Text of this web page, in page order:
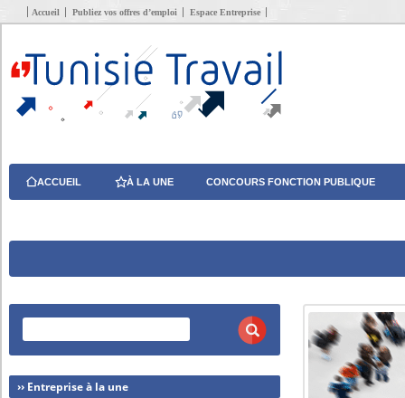
Accueil Publiez vos offres d’emploi Espace Entreprise
ACCUEIL À LA UNE CONCOURS FONCTION PUBLIQUE
›› Entreprise à la une